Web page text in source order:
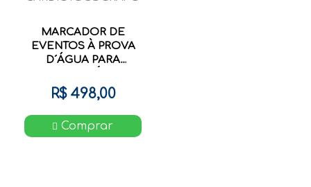
MARCADOR DE
EVENTOS À PROVA
D´ÁGUA PARA
R$ 498,00
Comprar